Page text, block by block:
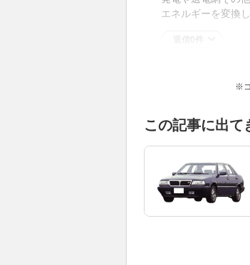
エネルギーを変換
※
この記事に出て